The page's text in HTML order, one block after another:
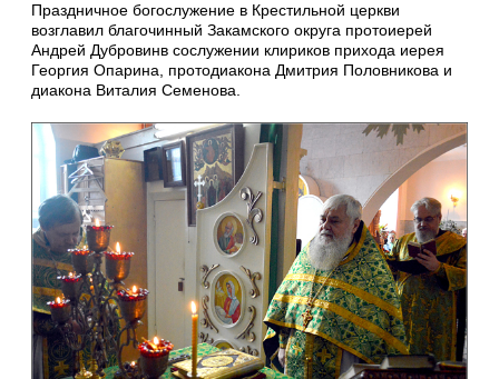
Праздничное богослужение в Крестильной церкви
возглавил благочинный Закамского округа протоиерей
Андрей Дубровинв сослужении клириков прихода иерея
Георгия Опарина, протодиакона Дмитрия Половникова и
диакона Виталия Семенова.